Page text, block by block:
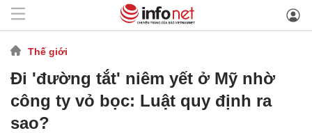
Thế giới
Đi 'đường tắt' niêm yết ở Mỹ nhờ
công ty vỏ bọc: Luật quy định ra
sao?